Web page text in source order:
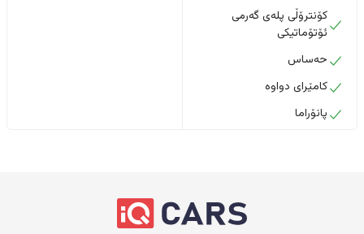
کۆنترۆڵی پلەی گەرمی
ئۆتۆماتیکی
حەساس
کامێرای دواوە
پانۆراما